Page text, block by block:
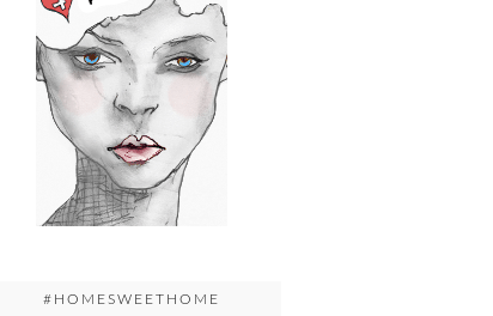
#HOMESWEETHOME